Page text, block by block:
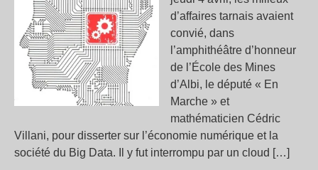
d’affaires tarnais avaient
convié, dans
l’amphithéâtre d’honneur
de l’École des Mines
d’Albi, le député « En
Marche » et
mathématicien Cédric
Villani, pour disserter sur l’économie numérique et la
société du Big Data. Il y fut interrompu par un cloud […]